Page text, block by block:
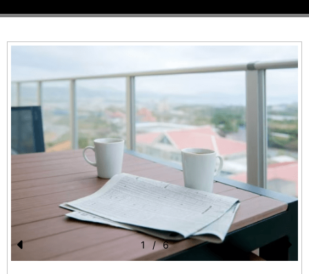
Pr
N
1 / 6